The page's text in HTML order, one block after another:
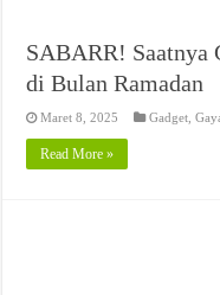
SABARR! Saatnya
di Bulan Ramadan
Maret 8, 2025 Gadget ,
Read More »